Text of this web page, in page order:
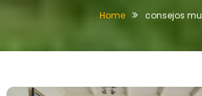
Home consejos